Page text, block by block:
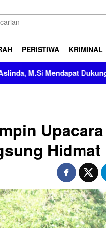
PERISTIWA KRIMINAL
Dukungan Aktivis Sulsel
Upacara
Hidmat